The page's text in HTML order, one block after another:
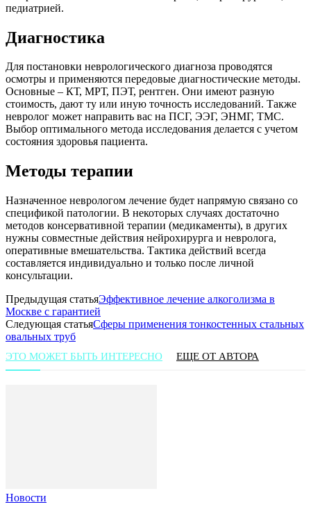
педиатрией.
Диагностика
Для постановки неврологического диагноза проводятся
осмотры и применяются передовые диагностические методы.
Основные – КТ, МРТ, ПЭТ, рентген. Они имеют разную
стоимость, дают ту или иную точность исследований. Также
невролог может направить вас на ПСГ, ЭЭГ, ЭНМГ, ТМС.
Выбор оптимального метода исследования делается с учетом
состояния здоровья пациента.
Методы терапии
Назначенное неврологом лечение будет напрямую связано со
спецификой патологии. В некоторых случаях достаточно
методов консервативной терапии (медикаменты), в других
нужны совместные действия нейрохирурга и невролога,
оперативные вмешательства. Тактика действий всегда
составляется индивидуально и только после личной
консультации.
Предыдущая статьяЭффективное лечение алкоголизма в
Москве с гарантией
Следующая статьяСферы применения тонкостенных стальных
овальных труб
ЭТО МОЖЕТ БЫТЬ ИНТЕРЕСНО ЕЩЕ ОТ АВТОРА
Новости